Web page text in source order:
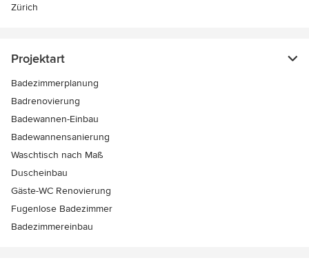
Zürich
Projektart
Badezimmerplanung
Badrenovierung
Badewannen-Einbau
Badewannensanierung
Waschtisch nach Maß
Duscheinbau
Gäste-WC Renovierung
Fugenlose Badezimmer
Badezimmereinbau